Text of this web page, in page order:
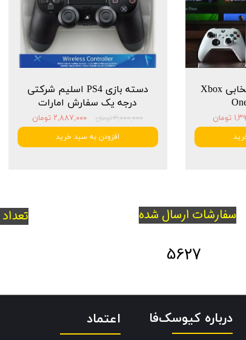
پکیج آفلاین بازی انتخابی Xbox
دسته بازی PS4 اسلیم شرکتی
درجه یک سفارش امارات
۳,۰۰۰,۰۰۰ تومان ۲,۸۸۷,۰۰۰ تومان
افزودن به سبد خرید
سفارشات ارسال شده
5627
اعتماد درباره کیوسک‌فا